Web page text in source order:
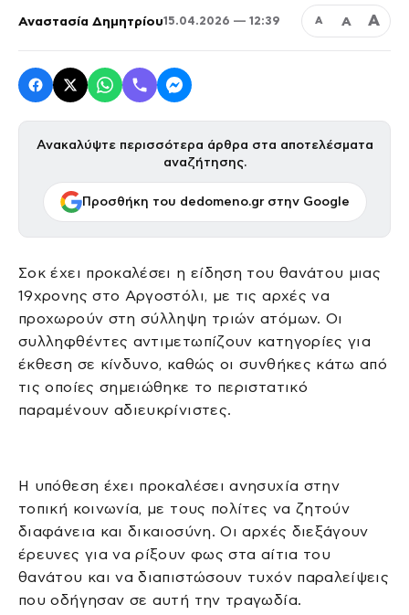
Αναστασία Δημητρίου15.04.2026 — 12:39 Α Α Α
Ανακαλύψτε περισσότερα άρθρα στα αποτελέσματα
αναζήτησης.
Προσθήκη του dedomeno.gr στην Google
Σοκ έχει προκαλέσει η είδηση του θανάτου μιας
19χρονης στο Αργοστόλι, με τις αρχές να
προχωρούν στη σύλληψη τριών ατόμων. Οι
συλληφθέντες αντιμετωπίζουν κατηγορίες για
έκθεση σε κίνδυνο, καθώς οι συνθήκες κάτω από
τις οποίες σημειώθηκε το περιστατικό
παραμένουν αδιευκρίνιστες.
Η υπόθεση έχει προκαλέσει ανησυχία στην
τοπική κοινωνία, με τους πολίτες να ζητούν
διαφάνεια και δικαιοσύνη. Οι αρχές διεξάγουν
έρευνες για να ρίξουν φως στα αίτια του
θανάτου και να διαπιστώσουν τυχόν παραλείψεις
που οδήγησαν σε αυτή την τραγωδία.